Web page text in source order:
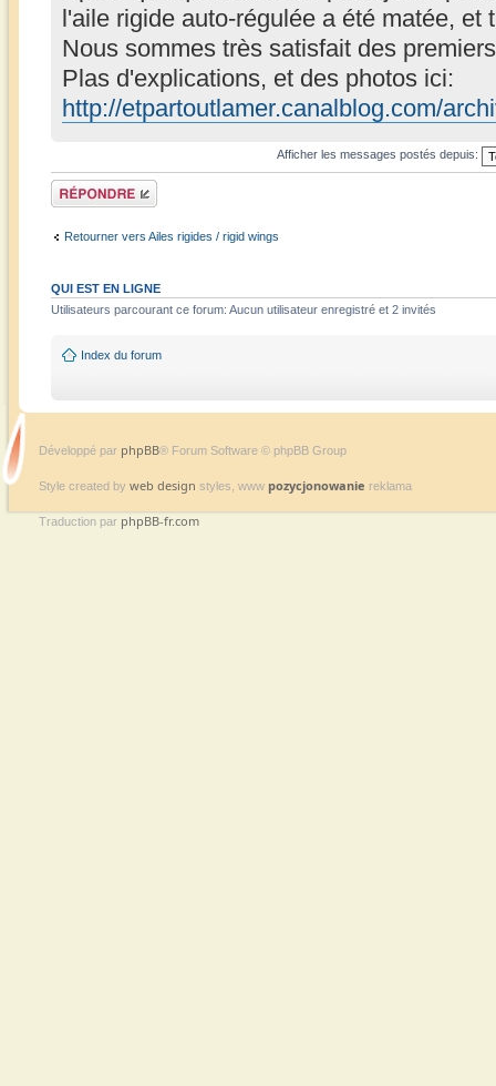
l'aile rigide auto-régulée a été matée, et
Nous sommes très satisfait des
Plas d'explications, et des photos ici:
http://etpartoutlamer.canalblog.com/
Afficher les messages postés depuis:
Répondre
Retourner vers Ailes rigides / rigid wings
QUI EST EN LIGNE
Utilisateurs parcourant ce forum: Aucun utilisateur enregistré et 2 invités
Index du forum
Développé par phpBB® Forum Software © phpBB Group
Style created by web design styles, www pozycjonowanie reklama
Traduction par phpBB-fr.com